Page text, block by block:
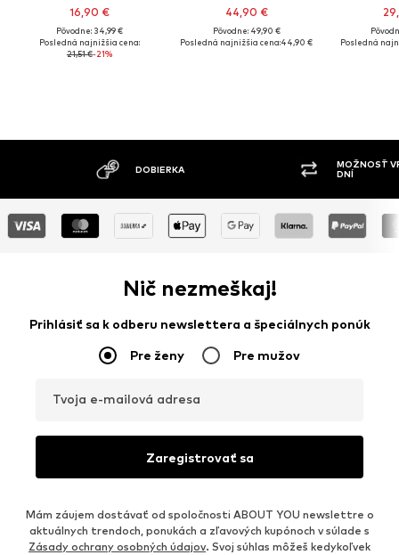
16,90 €
Pôvodne: 34,99 €
Posledná najnižšia cena:
21,51 €-21%
44,90 €
Pôvodne: 49,90 €
Posledná najnižšia cena:44,90 €
Posledná
DOBIERKA
MOŽNOSŤ
DNÍ
Nič nezmeškaj!
Prihlásiť sa k odberu newslettera a špeciálnych ponúk
Pre ženy Pre mužov
Tvoja e-mailová adresa
Zaregistrovať sa
Mám záujem dostávať od spoločnosti ABOUT YOU newslettre o
aktuálnych trendoch, ponukách a zľavových kupónoch v súlade s
Zásady ochrany osobných údajov. Svoj súhlas môžeš kedykoľvek